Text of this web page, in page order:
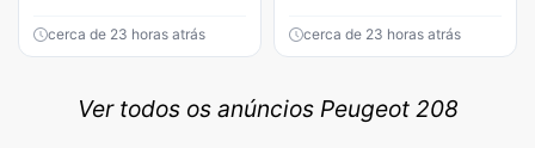
cerca de 23 horas atrás cerca de 23 horas atrás
Ver todos os anúncios Peugeot 208